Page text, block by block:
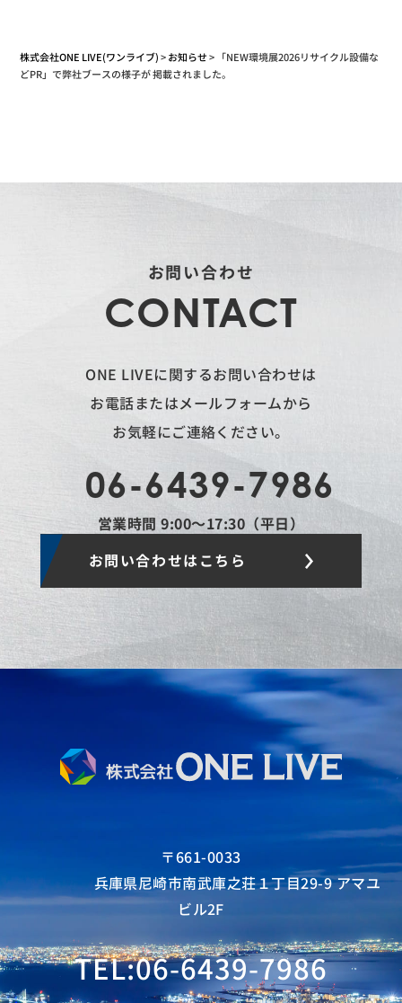
株式会社ONE LIVE(ワンライブ)>お知らせ> 「NEW環境展2026リサイクル設備な
どPR」で弊社ブースの様子が 掲載されました。
お問い合わせ
CONTACT
ONE LIVEに関するお問い合わせは
お電話またはメールフォームから
お気軽にご連絡ください。
06-6439-7986
営業時間 9:00〜17:30（平日）
お問い合わせはこちら
〒661-0033
兵庫県尼崎市南武庫之荘１丁目29-9 アマユ
ビル2F
TEL:06-6439-7986